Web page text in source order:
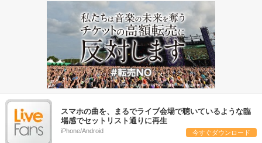
スマホの曲を、まるでライブ会場で聴いているような臨
場感でセットリスト通りに再生
iPhone/Android 今すぐダウンロード